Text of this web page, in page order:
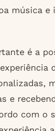
música e
é a
e
com o